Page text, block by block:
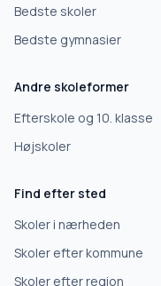
Grundskole
10. klasse
Erhvervsuddannelse
Bedste skoler
Bedste gymnasier
Andre skoleformer
Efterskole og 10. klasse
Højskoler
Find efter sted
Skoler i nærheden
Skoler efter kommune
Skoler efter region